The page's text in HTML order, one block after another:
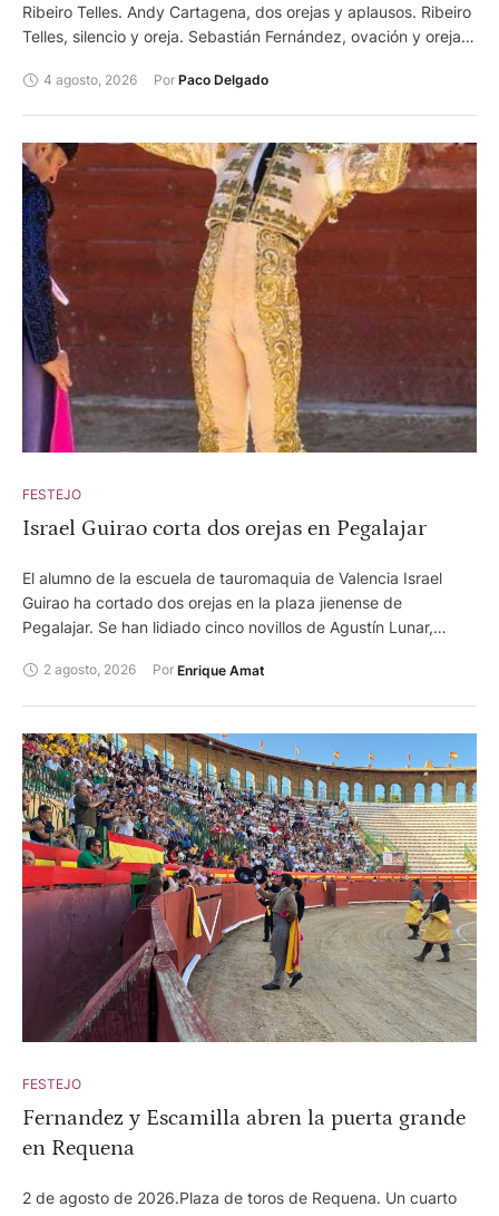
Ribeiro Telles. Andy Cartagena, dos orejas y aplausos. Ribeiro
Telles, silencio y oreja. Sebastián Fernández, ovación y oreja.
Toros de Cuevas Bajas, primero y segundo, Hermanas
tras aviso. Aarón Palacio, dos orejas y dos orejas tras aviso.
Guillermo Hermoso de Mendoza, dos orejas y oreja.
4 agosto, 2026 Por Paco Delgado
FESTEJO
Israel Guirao corta dos orejas en Pegalajar
El alumno de la escuela de tauromaquia de Valencia Israel
Guirao ha cortado dos orejas en la plaza jienense de
Pegalajar. Se han lidiado cinco novillos de Agustín Lunar,
Martín ha cortado una oreja. Pedro de la Hermosa, dos orejas
cortó dos orejas.
2 agosto, 2026 Por Enrique Amat
FESTEJO
Fernandez y Escamilla abren la puerta grande
en Requena
2 de agosto de 2026.Plaza de toros de Requena. Un cuarto